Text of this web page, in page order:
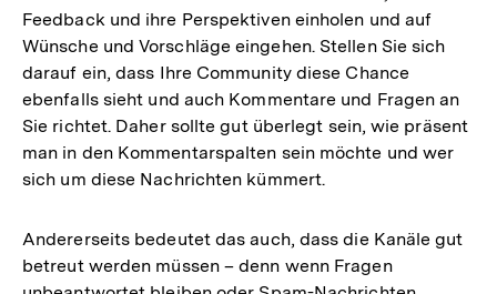
Feedback und ihre Perspektiven einholen und auf
Wünsche und Vorschläge eingehen. Stellen Sie sich
darauf ein, dass Ihre Community diese Chance
ebenfalls sieht und auch Kommentare und Fragen an
Sie richtet. Daher sollte gut überlegt sein, wie präsent
man in den Kommentarspalten sein möchte und wer
sich um diese Nachrichten kümmert.
Andererseits bedeutet das auch, dass die Kanäle gut
betreut werden müssen – denn wenn Fragen